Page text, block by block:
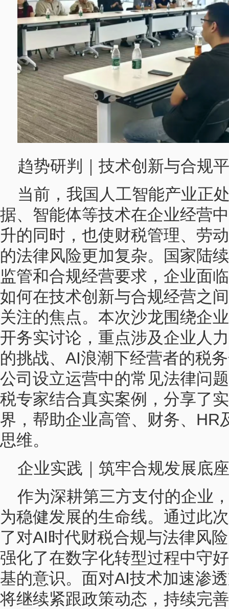
趋势研判｜技术创新与合规
当前，我国人工智能产业正
据、智能体等技术在企业经营
升的同时，也使财税管理、劳
的法律风险更加复杂。国家陆
监管和合规经营要求，企业面
如何在技术创新与合规经营之
关注的焦点。本次沙龙围绕企
开务实讨论，重点涉及企业人
的挑战、AI浪潮下经营者的税
公司设立运营中的常见法律问
税专家结合真实案例，分享了
界，帮助企业高管、财务、HR
思维。
企业实践｜筑牢合规发展底座
作为深耕第三方支付的企业
为稳健发展的生命线。通过此
了对AI时代财税合规与法律风
强化了在数字化转型过程中守
基的意识。面对AI技术加速渗
将继续紧跟政策动态，持续完